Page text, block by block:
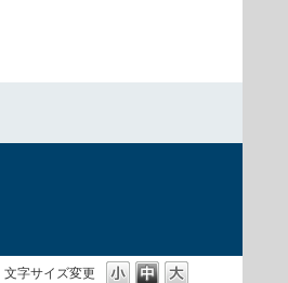
文字サイズ変更